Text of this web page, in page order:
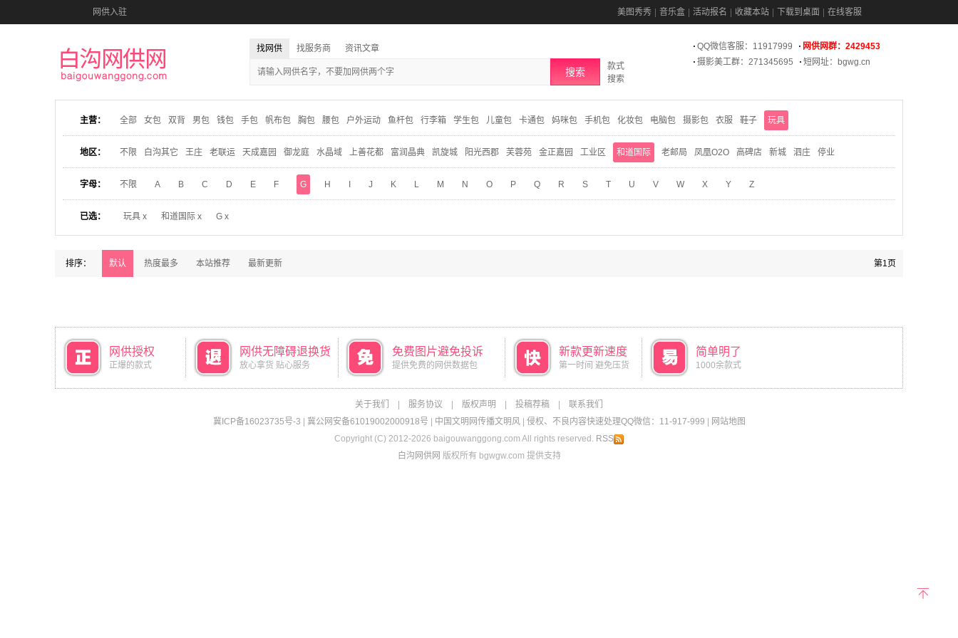
网供入驻 美图秀秀 音乐盒 活动报名 收藏本站 下载到桌面 在线客服
找网供 找服务商 资讯文章
搜索
款式
搜索
QQ微信客服：11917999
网供网群：2429453
摄影美工群：271345695
短网址：bgwg.cn
主营： 全部 女包 双背 男包 钱包 手包 帆布包 胸包 腰包 户外运动 鱼杆包 行李箱 学生包 儿童包 卡通包 妈咪包 手机包 化妆包 电脑包 摄影包 衣服 鞋子 玩具
地区： 不限 白沟其它 王庄 老联运 天成嘉园 御龙庭 水晶域 上善花都 富润晶典 凯旋城 阳光西郡 芙蓉苑 金正嘉园 工业区 和道国际 老邮局 凤凰O2O 高碑店 新城 泗庄 停业
字母： 不限 A B C D E F G H J K L M N O P Q R S T U V W X Y Z
已选： 玩具 x 和道国际 x G x
排序： 默认 热度最多 本站推荐 最新更新 第1页
网供授权
正爆的款式
网供无障碍退换货
放心拿货 贴心服务
免费图片避免投诉
提供免费的网供数据包
新款更新速度
第一时间 避免压货
简单明了
1000余款式
关于我们 服务协议 版权声明 投稿荐稿
联系我们
冀ICP备16023735号-3
冀公网安备61019002000918号 中国文明网传播文明风| 侵权、不良内容快速处理QQ微信：11-917-999
网站地图
Copyright (C) 2012-2026 baigouwanggong.com All rights reserved. RSS
白沟网供网 版权所有 bgwgw.com 提供支持